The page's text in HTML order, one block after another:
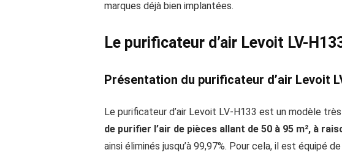
marques déjà bien implantées.
Le purificateur d’air Levoit LV-
Présentation du purificateur d’air Levoit
Le purificateur d’air Levoit LV-H133 est un modèle
de purifier l’air de pièces allant de 50 à 95 m², à
ainsi éliminés jusqu’à 99,97%. Pour cela, il est équipé